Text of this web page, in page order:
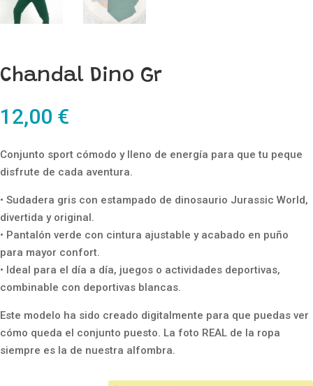
Chandal Dino Gr
12,00 €
Conjunto sport cómodo y lleno de energía para que tu peque
disfrute de cada aventura.
• Sudadera gris con estampado de dinosaurio Jurassic World,
divertida y original.
• Pantalón verde con cintura ajustable y acabado en puño
para mayor confort.
• Ideal para el día a día, juegos o actividades deportivas,
combinable con deportivas blancas.
Este modelo ha sido creado digitalmente para que puedas ver
cómo queda el conjunto puesto. La foto REAL de la ropa
siempre es la de nuestra alfombra.